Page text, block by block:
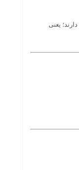
دارند؛ یعنی